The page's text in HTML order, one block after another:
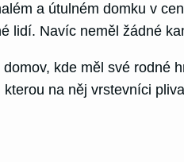
a útulném domku v
lidí. Navíc neměl žádné
kde měl své
na něj vrstevníci